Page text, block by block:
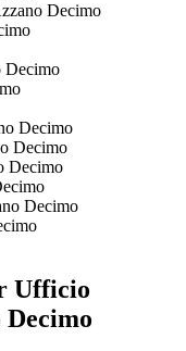
Decimo
Decimo
Decimo
Decimo
Decimo
Decimo
Ufficio